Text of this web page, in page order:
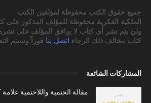
جميع حقوق الكتب محفوظة لمؤلفين الكتب
الملكية الفكرية محفوظة للمؤلف المذكور على
ولن يتم نشر أى كتاب لا يوافق المؤلف على
كتاب مخالف ذلك الرجاء اتصل بنا فوراً وسيتم
المشاركات الشائعة
مقالة الحتمية واللاحتمية علامة